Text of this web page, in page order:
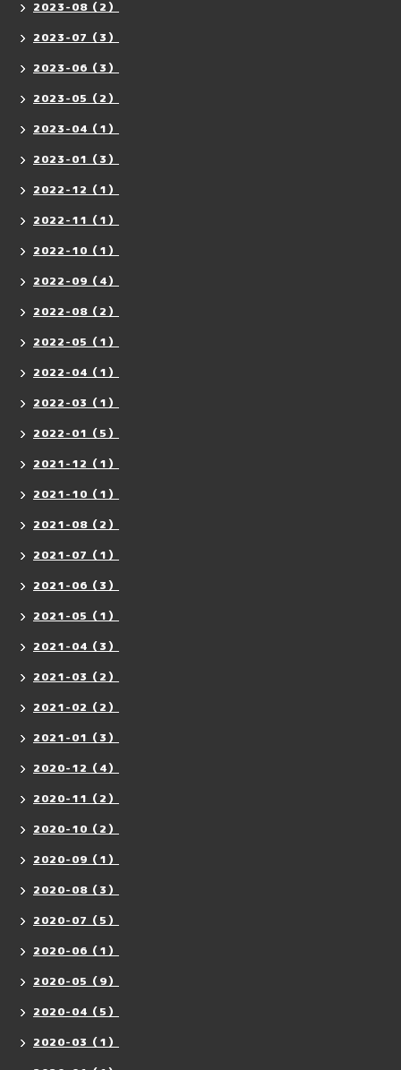
2023-08（2）
2023-07（3）
2023-06（3）
2023-05（2）
2023-04（1）
2023-01（3）
2022-12（1）
2022-11（1）
2022-10（1）
2022-09（4）
2022-08（2）
2022-05（1）
2022-04（1）
2022-03（1）
2022-01（5）
2021-12（1）
2021-10（1）
2021-08（2）
2021-07（1）
2021-06（3）
2021-05（1）
2021-04（3）
2021-03（2）
2021-02（2）
2021-01（3）
2020-12（4）
2020-11（2）
2020-10（2）
2020-09（1）
2020-08（3）
2020-07（5）
2020-06（1）
2020-05（9）
2020-04（5）
2020-03（1）